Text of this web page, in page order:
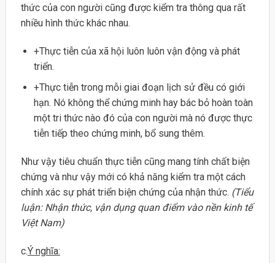
thức của con người cũng được kiểm tra thông qua rất
nhiều hình thức khác nhau.
+Thực tiễn của xã hội luôn luôn vận động và phát
triển.
+Thực tiễn trong mỗi giai đoạn lịch sử đều có giới
hạn. Nó không thể chứng minh hay bác bỏ hoàn toàn
một tri thức nào đó của con người mà nó được thực
tiễn tiếp theo chứng minh, bổ sung thêm.
Như vậy tiêu chuẩn thực tiễn cũng mang tính chất biện
chứng và như vậy mới có khả năng kiểm tra một cách
chính xác sự phát triển biện chứng của nhận thức. (Tiểu
luận: Nhận thức, vận dụng quan điểm vào nền kinh tế
Việt Nam)
c.Ý nghĩa: